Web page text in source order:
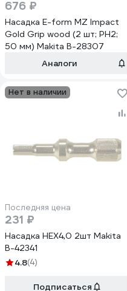
676 ₽
Насадка E-form MZ Impact
Gold Grip wood (2 шт; PH2;
50 мм) Makita B-28307
Аналоги
Нет в наличии
Последняя цена
231 ₽
Насадка HEX4,0 2шт Makita
B-42341
4.8(4)
Подписаться